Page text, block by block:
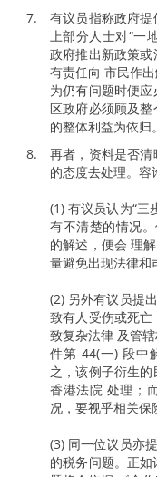
有议员指称政府
上部分人士对“一
政府推出新政策
有责任向 市民作
为仍有问题时便
区政府必须顾及
的整体利益为依归。
再者，资料是否
的态度去处理。容
(1) 有议员认为“三
有不清楚的情况
的解述，便会 理
量避免出现法律和
(2) 另外有议员提
致有人受伤或死
致复杂法律 及管
件第 44(一) 段中
之，该例子衍生
香港法院 处理；
况，要视乎相关保
(3) 同一位议员亦
的税务问题。正